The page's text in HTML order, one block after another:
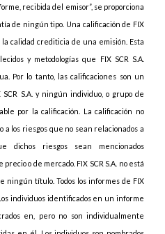
recibida del emisor”, se proporciona
de ningún tipo. Una calificación de FIX
calidad crediticia de una emisión. Esta
y metodologías que FIX SCR S.A.
Por lo tanto, las calificaciones son un
S.A. y ningún individuo, o grupo de
por la calificación. La calificación no
los riesgos que no sean relacionados a
dichos riesgos sean mencionados
o de mercado. FIX SCR S.A. no está
ningún título. Todos los informes de FIX
individuos identificados en un informe
en, pero no son individualmente